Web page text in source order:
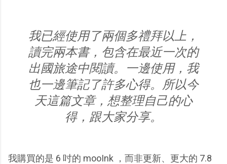
我已經使用了兩個多禮拜以上，
讀完兩本書，包含在最近一次的
出國旅途中閱讀。一邊使用，我
也一邊筆記了許多心得。所以今
天這篇文章，想整理自己的心
得，跟大家分享。
我購買的是 6 吋的 mooInk ，而非更新、更大的 7.8